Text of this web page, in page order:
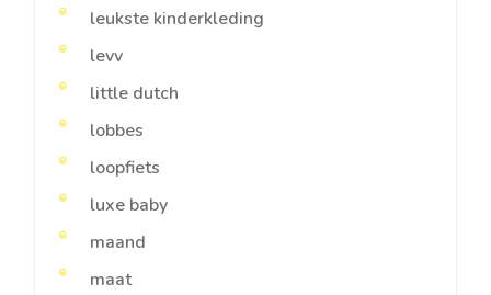
leukste kinderkleding
levv
little dutch
lobbes
loopfiets
luxe baby
maand
maat